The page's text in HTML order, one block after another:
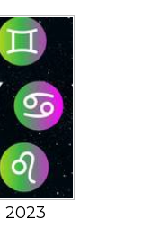
2023